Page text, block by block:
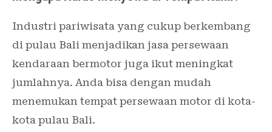
Industri pariwisata yang cukup berkembang
di pulau Bali menjadikan jasa persewaan
kendaraan bermotor juga ikut meningkat
jumlahnya. Anda bisa dengan mudah
menemukan tempat persewaan motor di kota-
kota pulau Bali.